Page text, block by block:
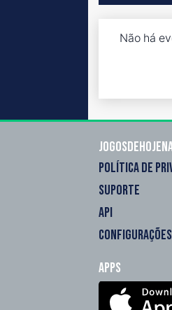
Não há
POLÍTICA DE
SUPORTE
API
CONFIGURAÇÕES
Apps